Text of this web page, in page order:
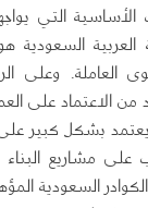
الأساسية التي
السعودية
العاملة. وعلى
من الاعتماد على
بشكل كبير على
على مشاريع
السعودية